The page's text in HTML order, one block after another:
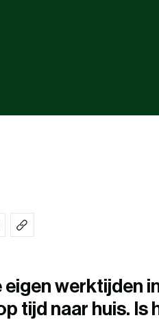
eigen werktijden
tijd naar huis. Is